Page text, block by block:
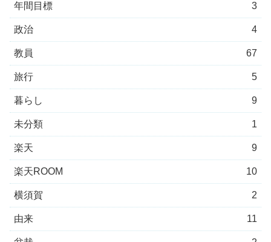
年間目標 3
政治 4
教員 67
旅行 5
暮らし 9
未分類 1
楽天 9
楽天ROOM 10
横須賀 2
由来 11